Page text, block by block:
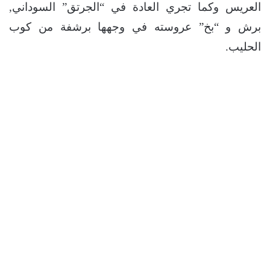
العريس وكما تجري العادة في “الجرتق” السوداني,
برش و “بخ” عروسته في وجهها برشفة من كوب
الحليب.